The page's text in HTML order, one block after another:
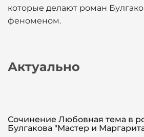
которые делают роман
феноменом.
Актуально
Сочинение Любовная тема в
Булгакова "Мастер и